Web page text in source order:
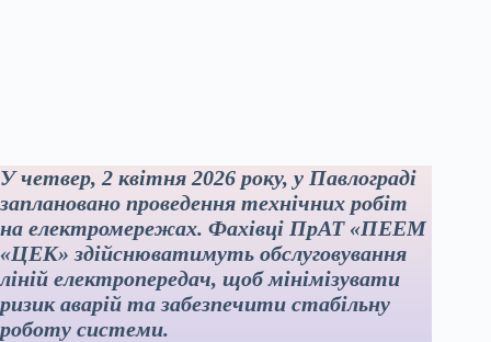
У четвер, 2 квітня 2026 року, у Павлограді
заплановано проведення технічних робіт
на електромережах. Фахівці ПрАТ «ПЕЕМ
«ЦЕК» здійснюватимуть обслуговування
ліній електропередач, щоб мінімізувати
ризик аварій та забезпечити стабільну
роботу системи.